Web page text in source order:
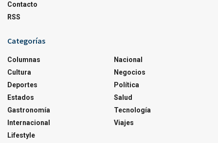
Contacto
RSS
Categorías
Columnas
Cultura
Deportes
Estados
Gastronomía
Internacional
Lifestyle
Nacional
Negocios
Política
Salud
Tecnología
Viajes